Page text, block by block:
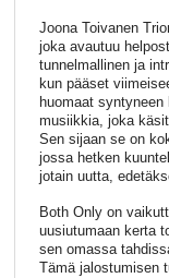
Joona Toivanen
joka avautuu
tunnelmallinen ja
kun pääset
huomaat
musiikkia, joka
Sen sijaan se on
jossa hetken
jotain uutta,
Both Only on
uusiutumaan kerta
sen omassa
Tämä jalostumisen